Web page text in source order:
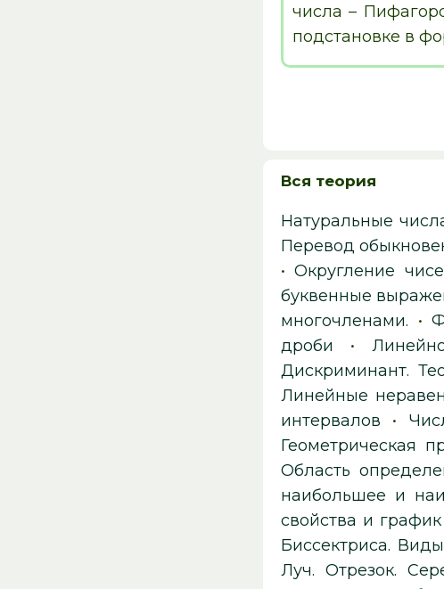
числа –
подстановке в
Вся теория
Натуральные
Перевод
•Округление
буквенные
многочленами. •
дроби •
Дискриминант.
Линейные
интервалов •
Геометрическая
Область
наибольшее и
свойства и график
Биссектриса. Виды
Луч. Отрезок.